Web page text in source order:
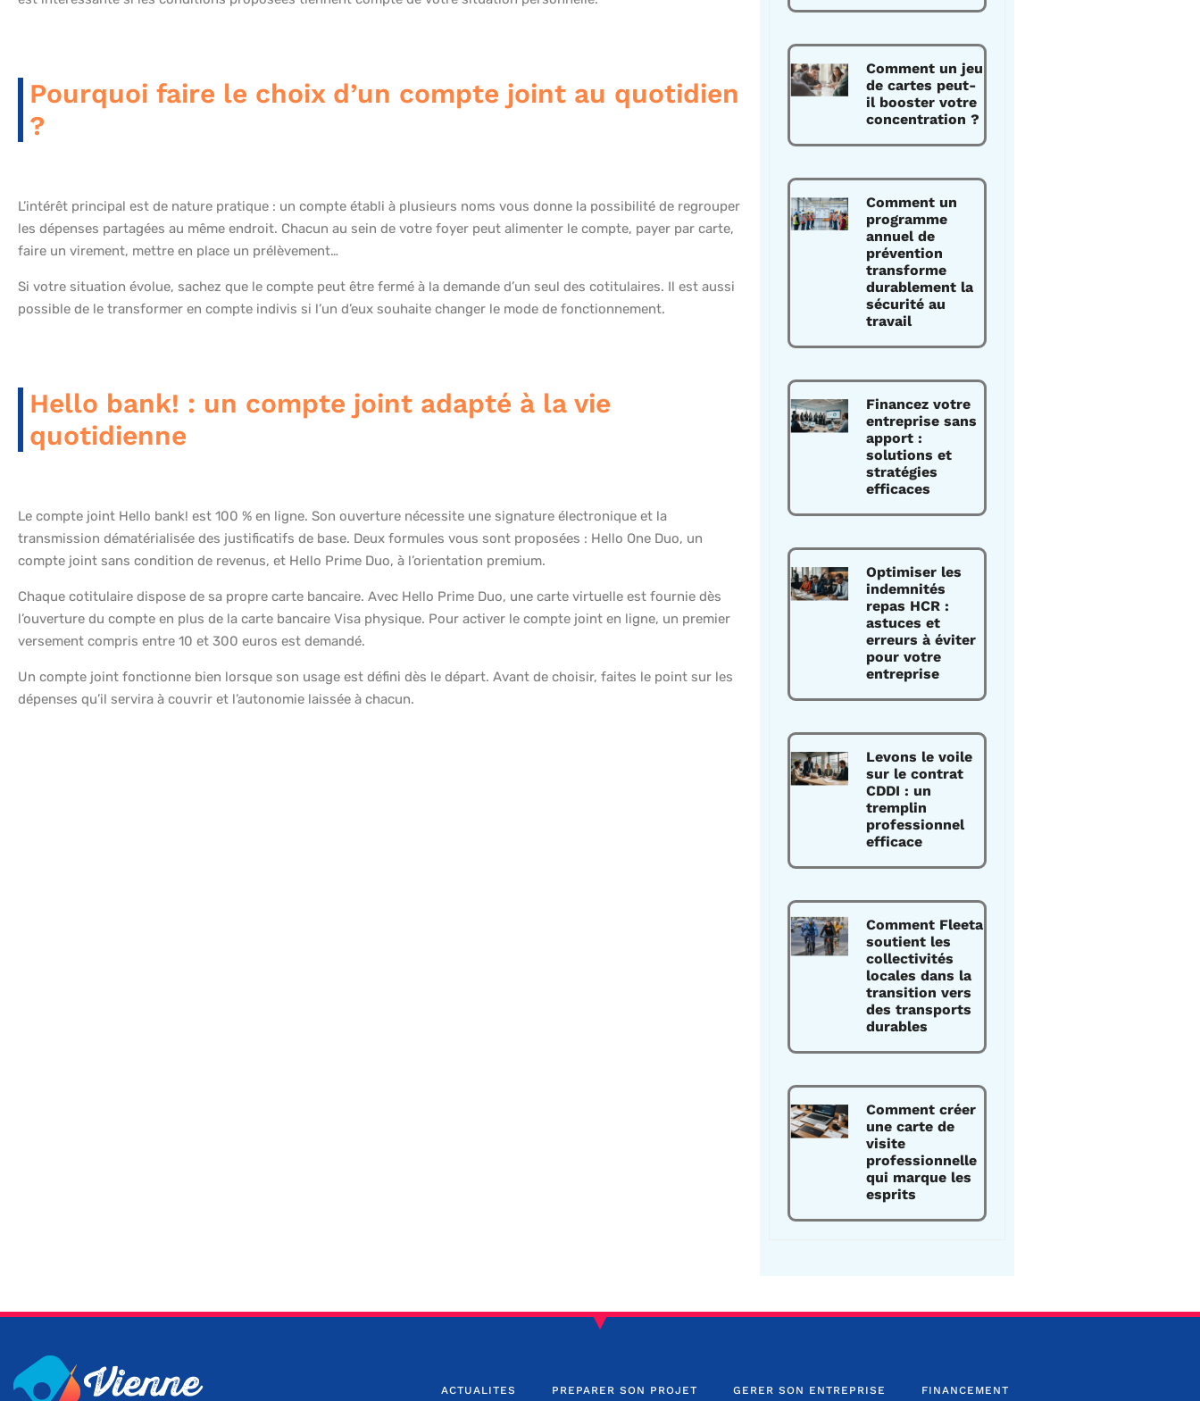
Pourquoi faire le choix d’un compte joint au quotidien
?
L’intérêt principal est de nature pratique : un compte établi à plusieurs noms vous donne la possibilité de regrouper
les dépenses partagées au même endroit. Chacun au sein de votre foyer peut alimenter le compte, payer par carte,
faire un virement, mettre en place un prélèvement…
Si votre situation évolue, sachez que le compte peut être fermé à la demande d’un seul des cotitulaires. Il est aussi
possible de le transformer en compte indivis si l’un d’eux souhaite changer le mode de fonctionnement.
Hello bank! : un compte joint adapté à la vie
quotidienne
Le compte joint Hello bank! est 100 % en ligne. Son ouverture nécessite une signature électronique et la
transmission dématérialisée des justificatifs de base. Deux formules vous sont proposées : Hello One Duo, un
compte joint sans condition de revenus, et Hello Prime Duo, à l’orientation premium.
Chaque cotitulaire dispose de sa propre carte bancaire. Avec Hello Prime Duo, une carte virtuelle est fournie dès
l’ouverture du compte en plus de la carte bancaire Visa physique. Pour activer le compte joint en ligne, un premier
versement compris entre 10 et 300 euros est demandé.
Un compte joint fonctionne bien lorsque son usage est défini dès le départ. Avant de choisir, faites le point sur les
dépenses qu’il servira à couvrir et l’autonomie laissée à chacun.
Comment un jeu
de cartes peut-
il booster votre
concentration ?
Comment un
programme
annuel de
prévention
transforme
durablement la
sécurité au
travail
Financez votre
entreprise sans
apport :
solutions et
stratégies
efficaces
Optimiser les
indemnités
repas HCR :
astuces et
erreurs à éviter
pour votre
entreprise
Levons le voile
sur le contrat
CDDI : un
tremplin
professionnel
efficace
Comment Fleeta
soutient les
collectivités
locales dans la
transition vers
des transports
durables
Comment créer
une carte de
visite
professionnelle
qui marque les
esprits
ACTUALITES PREPARER SON PROJET GERER SON ENTREPRISE FINANCEMENT